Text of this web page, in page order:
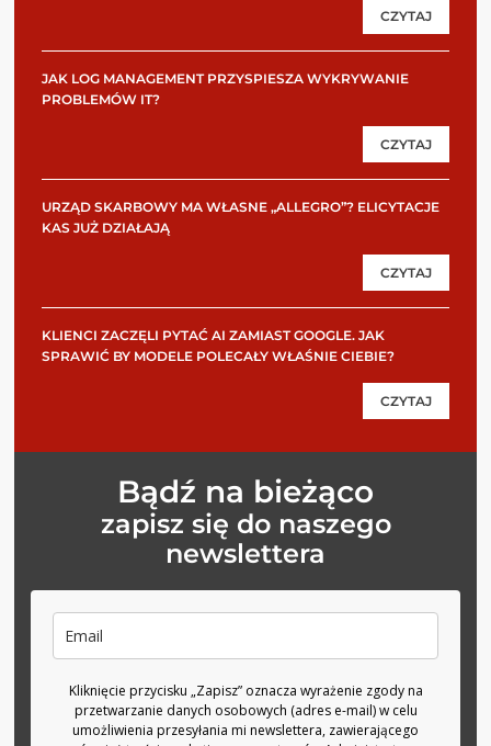
CZYTAJ
JAK LOG MANAGEMENT PRZYSPIESZA WYKRYWANIE
PROBLEMÓW IT?
CZYTAJ
URZĄD SKARBOWY MA WŁASNE „ALLEGRO”? ELICYTACJE
KAS JUŻ DZIAŁAJĄ
CZYTAJ
KLIENCI ZACZĘLI PYTAĆ AI ZAMIAST GOOGLE. JAK
SPRAWIĆ BY MODELE POLECAŁY WŁAŚNIE CIEBIE?
CZYTAJ
Bądź na bieżąco
zapisz się do naszego
newslettera
Kliknięcie przycisku „Zapisz” oznacza wyrażenie zgody na
przetwarzanie danych osobowych (adres e-mail) w celu
umożliwienia przesyłania mi newslettera, zawierającego